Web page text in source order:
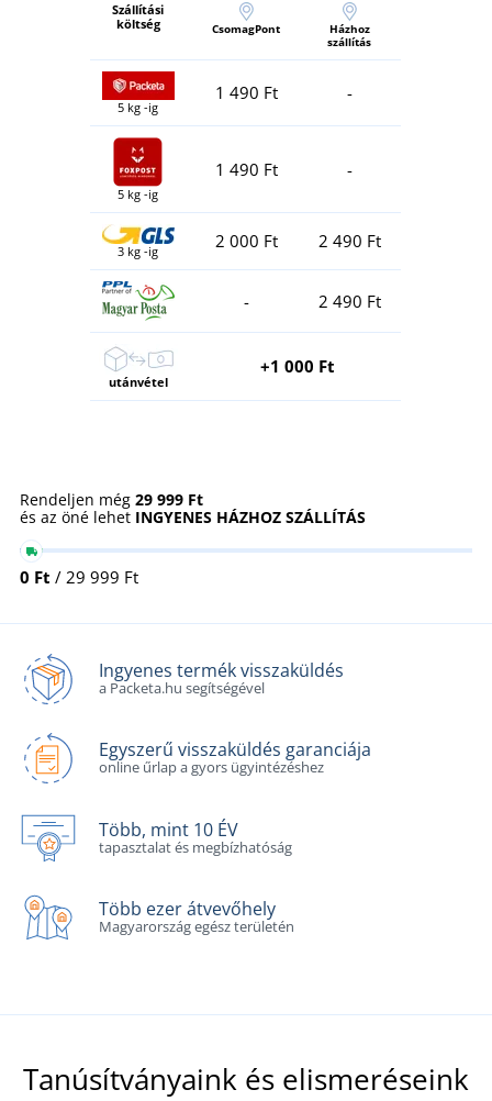
Szállítási
költség
CsomagPont
Házhoz
szállítás
5 kg -ig
1 490 Ft -
5 kg -ig
1 490 Ft -
3 kg -ig 2 000 Ft 2 490 Ft
- 2 490 Ft
utánvétel
+1 000 Ft
Rendeljen még 29 999 Ft
és az öné lehet INGYENES HÁZHOZ SZÁLLÍTÁS
0 Ft / 29 999 Ft
Ingyenes termék visszaküldés
a Packeta.hu segítségével
Egyszerű visszaküldés garanciája
online űrlap a gyors ügyintézéshez
Több, mint 10 ÉV
tapasztalat és megbízhatóság
Több ezer átvevőhely
Magyarország egész területén
Tanúsítványaink és elismeréseink